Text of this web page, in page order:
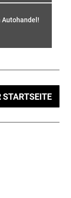
Autohandel!
STARTSEITE